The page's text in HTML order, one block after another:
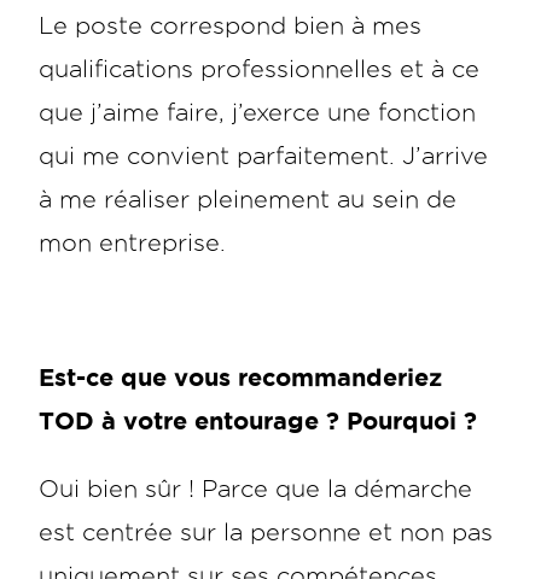
Le poste correspond bien à mes
qualifications professionnelles et à ce
que j’aime faire, j’exerce une fonction
qui me convient parfaitement. J’arrive
à me réaliser pleinement au sein de
mon entreprise.
Est-ce que vous recommanderiez
TOD à votre entourage ? Pourquoi ?
Oui bien sûr ! Parce que la démarche
est centrée sur la personne et non pas